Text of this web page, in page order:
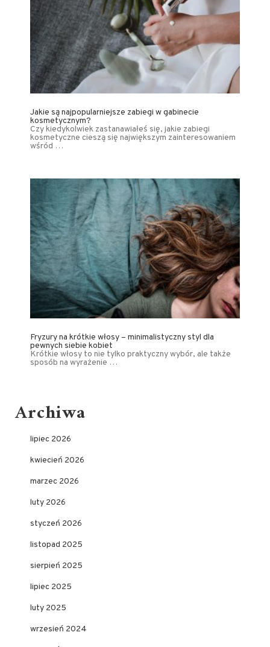
Jakie są najpopularniejsze zabiegi w gabinecie
kosmetycznym?
Czy kiedykolwiek zastanawiałeś się, jakie zabiegi
kosmetyczne cieszą się największym zainteresowaniem
wśród …
Fryzury na krótkie włosy – minimalistyczny styl dla
pewnych siebie kobiet
Krótkie włosy to nie tylko praktyczny wybór, ale także
sposób na wyrażenie …
Archiwa
lipiec 2026
kwiecień 2026
marzec 2026
luty 2026
styczeń 2026
listopad 2025
sierpień 2025
lipiec 2025
luty 2025
wrzesień 2024